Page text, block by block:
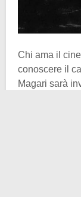
Chi ama il
conoscere il
Magari sarà